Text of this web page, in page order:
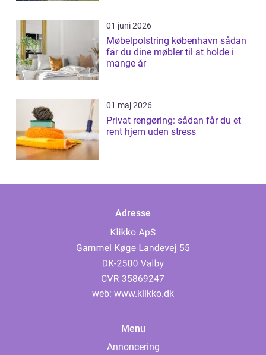
01 juni 2026
Møbelpolstring københavn sådan
får du dine møbler til at holde i
mange år
01 maj 2026
Privat rengøring: sådan får du et
rent hjem uden stress
Adresse
web: www.klikko.dk
Menu
Annoncering